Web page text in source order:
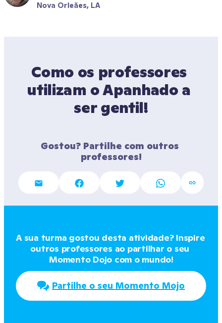
Nova Orleães, LA
Como os professores
utilizam o Apanhado a
ser gentil!
Gostou? Partilhe com outros
professores!
A sua turma gostou desta atividade? Inspire
outros professores ao partilhar o seu
Momento Dojo com o mundo!
Partilhe o seu Momento Mojo